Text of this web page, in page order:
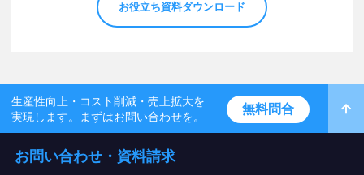
お役立ち資料ダウンロード
生産性向上・コスト削減・売上拡大を
実現します。まずはお問い合わせを。
無料問合
お問い合わせ・資料請求